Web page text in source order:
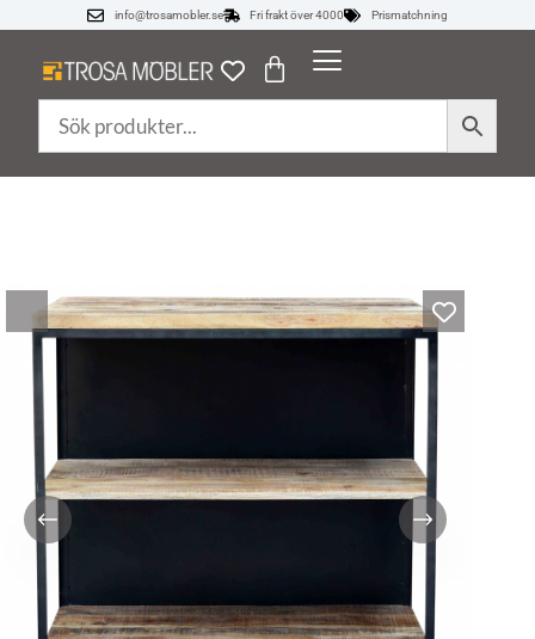
info@trosamobler.se Fri frakt över 4000 Prismatchning